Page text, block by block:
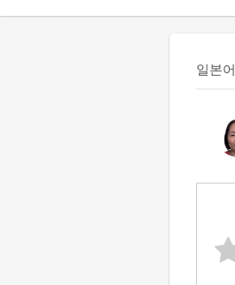
일본